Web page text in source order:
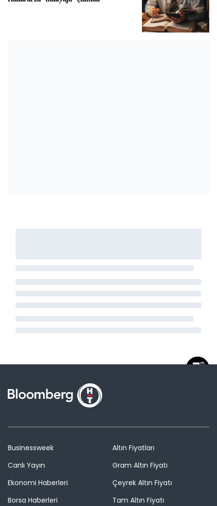
Businessweek
Canlı Yayın
Ekonomi Haberleri
Borsa Haberleri
Altın Fiyatları
Gram Altın Fiyatı
Çeyrek Altın Fiyatı
Tam Altın Fiyatı